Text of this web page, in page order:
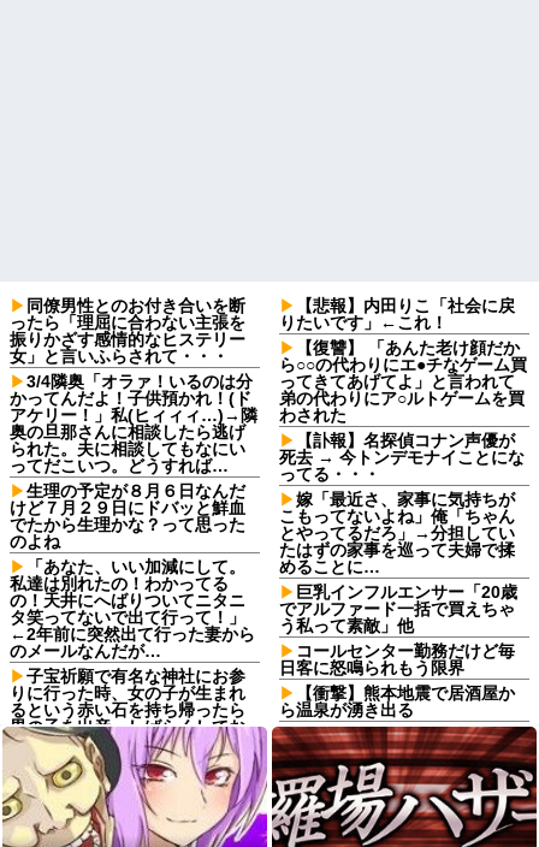
同僚男性とのお付き合いを断
ったら「理屈に合わない主張を
振りかざす感情的なヒステリー
女」と言いふらされて・・・
3/4隣奥「オラァ！いるのは分
かってんだよ！子供預かれ！(ド
アケリー！」私(ヒィィィ…)→隣
奥の旦那さんに相談したら逃げ
られた。夫に相談してもなにい
ってだこいつ。どうすれば…
生理の予定が８月６日なんだ
けど７月２９日にドバッと鮮血
でたから生理かな？って思った
のよね
「あなた、いい加減にして。
私達は別れたの！わかってる
の！天井にへばりついてニタニ
タ笑ってないで出て行って！」
←2年前に突然出て行った妻から
のメールなんだが…
子宝祈願で有名な神社にお参
りに行った時、女の子が生まれ
るという赤い石を持ち帰ったら
男の子を出産。しばらくしてお
礼も兼ねて石を返しに行こうと
思って石を見ると…
パートの面接で号泣しながら
「ここもダメだったらもう食べ
ていけないんです」って熱弁し
てた人がいた
【悲報】内田りこ「社会に戻
りたいです」←これ！
【復讐】 「あんた老け顔だか
ら○○の代わりにエ●チなゲーム買
ってきてあげてよ」と言われて
弟の代わりにア○ルトゲームを買
わされた
【訃報】名探偵コナン声優が
死去 → 今トンデモナイことにな
ってる・・・
嫁「最近さ、家事に気持ちが
こもってないよね」俺「ちゃん
とやってるだろ」→分担してい
たはずの家事を巡って夫婦で揉
めることに…
巨乳インフルエンサー「20歳
でアルファード一括で買えちゃ
う私って素敵」他
コールセンター勤務だけど毎
日客に怒鳴られもう限界
【衝撃】熊本地震で居酒屋か
ら温泉が湧き出る
亡き叔母の遺書「実は17年前
に従兄弟と赤ちゃんを交換し
た」全員で家族会議を開いた結
果、拍子抜けするほど〇〇な展
開を迎えて婚約者呆然←家族の
絆が深すぎて修羅場にならんか
った